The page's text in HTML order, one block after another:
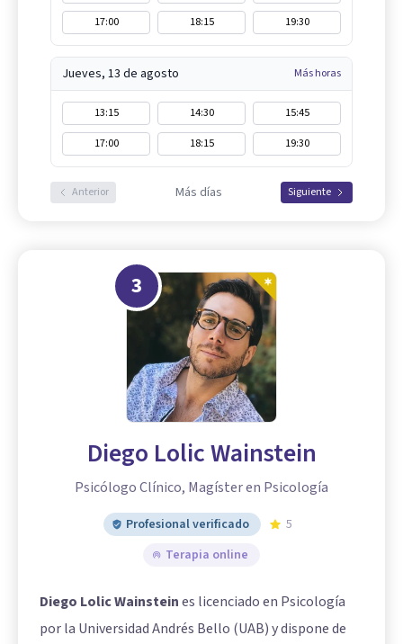
17:00
18:15 19:30
Jueves, 13 de agosto Más horas
13:15 14:30
15:45
17:00
18:15 19:30
Anterior Más días Siguiente
3
Diego Lolic Wainstein
Psicólogo Clínico, Magíster en Psicología
Profesional verificado
5
Terapia online
Diego Lolic Wainsteines licenciado en Psicología
por la Universidad Andrés Bello (UAB) y dispone de